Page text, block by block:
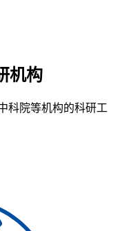
机构
科院等机构的科研工